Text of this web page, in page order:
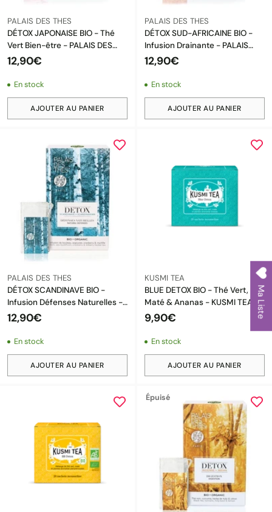
PALAIS DES THES
DÉTOX JAPONAISE BIO - Thé
Vert Bien-être - PALAIS DES
THÉS - 20 Mousselines
12,90€
En stock
AJOUTER AU PANIER
Quantité
PALAIS DES THES
DÉTOX SUD-AFRICAINE BIO -
Infusion Drainante - PALAIS
DES THÉS - 20 Mousselines
12,90€
En stock
AJOUTER AU PANIER
Quantité
PALAIS DES THES
DÉTOX SCANDINAVE BIO -
Infusion Défenses Naturelles -
PALAIS DES THÉS - 20
Mousselines
12,90€
En stock
AJOUTER AU PANIER
Quantité
KUSMI TEA
BLUE DETOX BIO - Thé Vert,
Maté & Ananas - KUSMI TEA
(20 SACHETS)
9,90€
En stock
AJOUTER AU PANIER
Quantité
Épuisé
Ma Liste